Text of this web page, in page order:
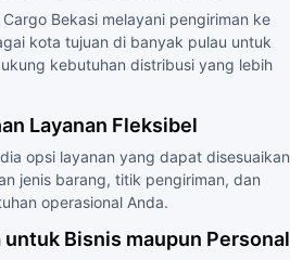
Cargo Bekasi melayani pengiriman ke
kota tujuan di banyak pulau untuk
kebutuhan distribusi yang lebih
Layanan Fleksibel
opsi layanan yang dapat disesuaikan
jenis barang, titik pengiriman, dan
operasional Anda.
untuk Bisnis maupun Personal